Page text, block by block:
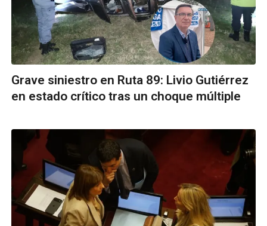
Grave siniestro en Ruta 89: Livio Gutiérrez
en estado crítico tras un choque múltiple